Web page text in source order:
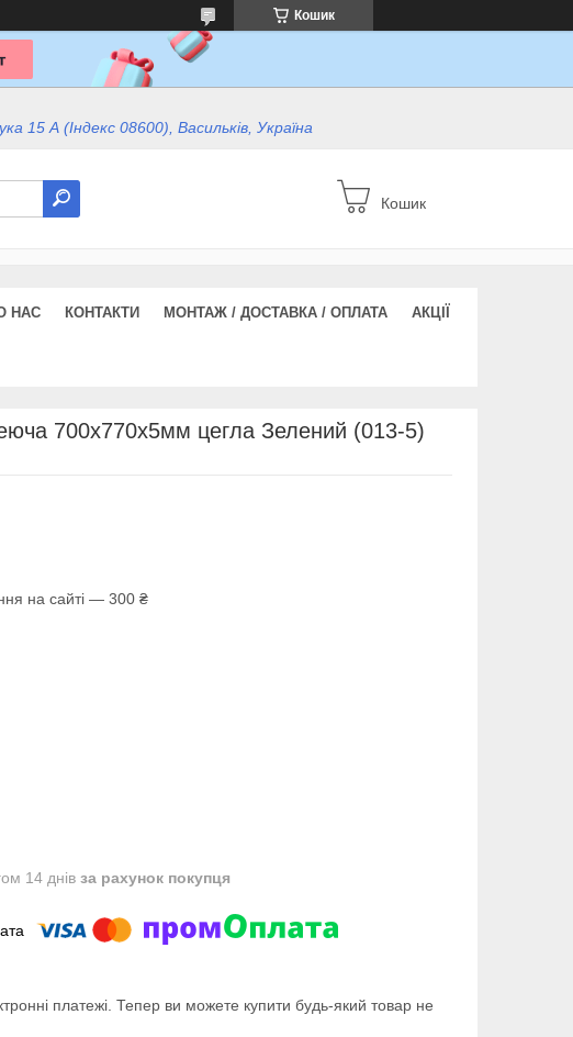
Кошик
15 А (Індекс 08600), Васильків, Україна
Кошик
НАС КОНТАКТИ МОНТАЖ / ДОСТАВКА / ОПЛАТА АКЦІЇ
700х770х5мм цегла Зелений (013-5)
на сайті — 300 ₴
14 днів за рахунок покупця
платежі. Тепер ви можете купити будь-який товар не